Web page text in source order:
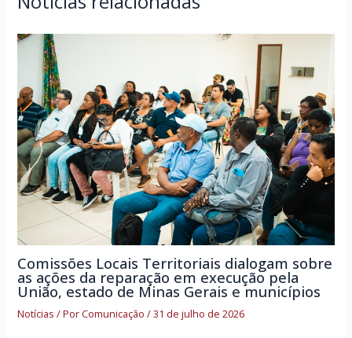
Comissões Locais Territoriais dialogam sobre
as ações da reparação em execução pela
União, estado de Minas Gerais e municípios
Notícias / PorComunicação/31 de julho de 2026